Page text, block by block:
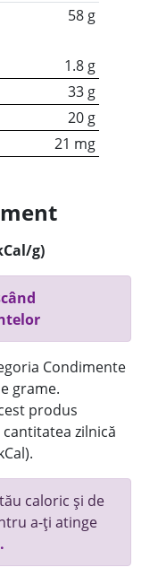
58 g
1.8 g
33 g
20 g
21 mg
g)
Condimente
grame.
produs
zilnică
caloric și de
a-ți atinge